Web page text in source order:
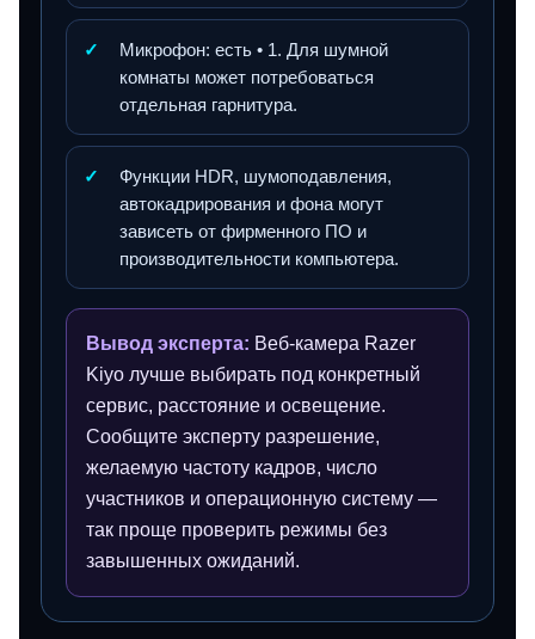
✓
Микрофон: есть • 1. Для шумной
комнаты может потребоваться
отдельная гарнитура.
✓
Функции HDR, шумоподавления,
автокадрирования и фона могут
зависеть от фирменного ПО и
производительности компьютера.
Вывод эксперта: Веб-камера Razer
Kiyo лучше выбирать под конкретный
сервис, расстояние и освещение.
Сообщите эксперту разрешение,
желаемую частоту кадров, число
участников и операционную систему —
так проще проверить режимы без
завышенных ожиданий.